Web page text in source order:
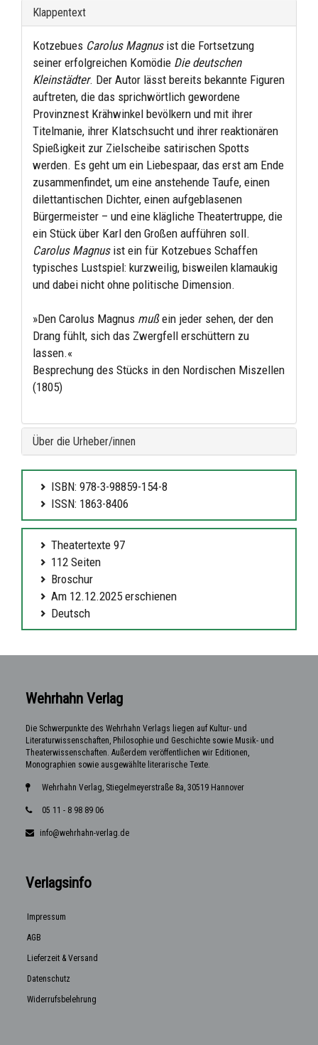
Klappentext
Kotzebues Carolus Magnusist die Fortsetzung
seiner erfolgreichen Komödie Die deutschen
Kleinstädter. Der Autor lässt bereits bekannte Figuren
auftreten, die das sprichwörtlich gewordene
Provinznest Krähwinkel bevölkern und mit ihrer
Titelmanie, ihrer Klatschsucht und ihrer reaktionären
Spießigkeit zur Zielscheibe satirischen Spotts
werden. Es geht um ein Liebespaar, das erst am Ende
zusammenfindet, um eine anstehende Taufe, einen
dilettantischen Dichter, einen aufgeblasenen
Bürgermeister – und eine klägliche Theatertruppe, die
ein Stück über Karl den Großen aufführen soll.
Carolus Magnusist ein für Kotzebues Schaffen
typisches Lustspiel: kurzweilig, bisweilen klamaukig
und dabei nicht ohne politische Dimension.
»Den Carolus Magnus mußein jeder sehen, der den
Drang fühlt, sich das Zwergfell erschüttern zu
lassen.«
Besprechung des Stücks in den Nordischen Miszellen
(1805)
Über die Urheber/innen
ISBN: 978-3-98859-154-8
ISSN: 1863-8406
Theatertexte 97
112 Seiten
Broschur
Am 12.12.2025 erschienen
Deutsch
Wehrhahn Verlag
Die Schwerpunkte des Wehrhahn Verlags liegen auf Kultur- und
Literaturwissenschaften, Philosophie und Geschichte sowie Musik- und
Theaterwissenschaften. Außerdem veröffentlichen wir Editionen,
Monographien sowie ausgewählte literarische Texte.
Wehrhahn Verlag, Stiegelmeyerstraße 8a, 30519 Hannover
05 11 - 8 98 89 06
info@wehrhahn-verlag.de
Verlagsinfo
Impressum
AGB
Lieferzeit & Versand
Datenschutz
Widerrufsbelehrung